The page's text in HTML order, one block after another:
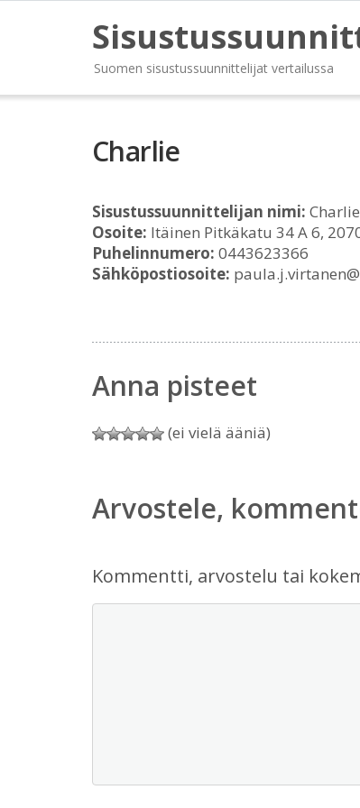
Suomen sisustussuunnittelijat vertailussa
Charlie
Sisustussuunnittelijan nimi: Charlie
Osoite: Itäinen Pitkäkatu 34 A 6,
Puhelinnumero: 0443623366
Sähköpostiosoite:
Anna pisteet
(ei vielä ääniä)
Arvostele,
Kommentti, arvostelu tai